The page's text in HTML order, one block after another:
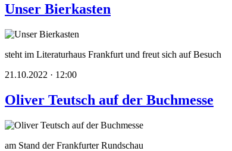
Unser Bierkasten
steht im Literaturhaus Frankfurt und freut sich auf Besuch
21.10.2022 · 12:00
Oliver Teutsch auf der Buchmesse
am Stand der Frankfurter Rundschau